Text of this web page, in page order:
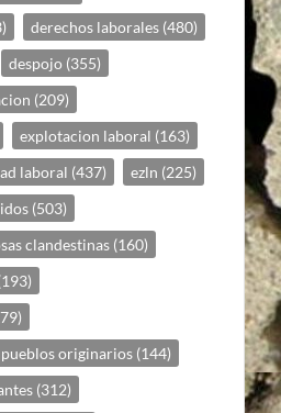
derechos laborales (480)
despojo (355)
(209)
explotacion laboral (163)
laboral (437) ezln (225)
(503)
clandestinas (160)
originarios (144)
(312)